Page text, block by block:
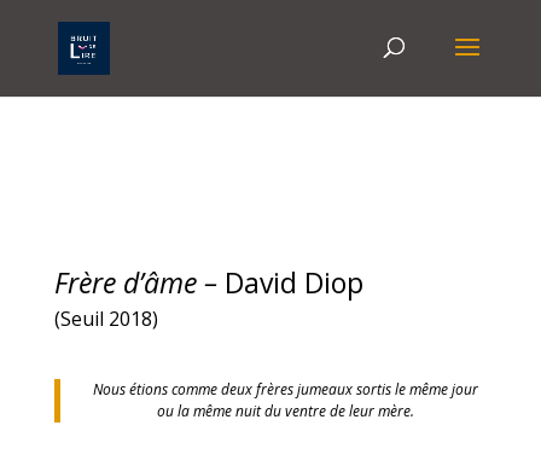
Frère d’âme–David Diop
(Seuil 2018)
Nous étions comme deux frères jumeaux sortis le même jour
ou la même nuit du ventre de leur mère.